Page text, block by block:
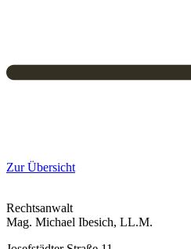
Zur Übersicht
Rechtsanwalt
Mag. Michael Ibesich, LL.M.